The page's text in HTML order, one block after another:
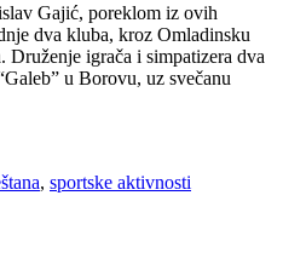
Gajić, poreklom iz ovih
dva kluba, kroz Omladinsku
Druženje igrača i simpatizera dva
u Borovu, uz svečanu
, sportske aktivnosti